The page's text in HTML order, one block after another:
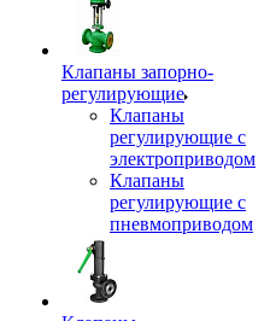
Клапаны запорно-
регулирующие
Клапаны
регулирующие с
электроприводом
Клапаны
регулирующие с
пневмоприводом